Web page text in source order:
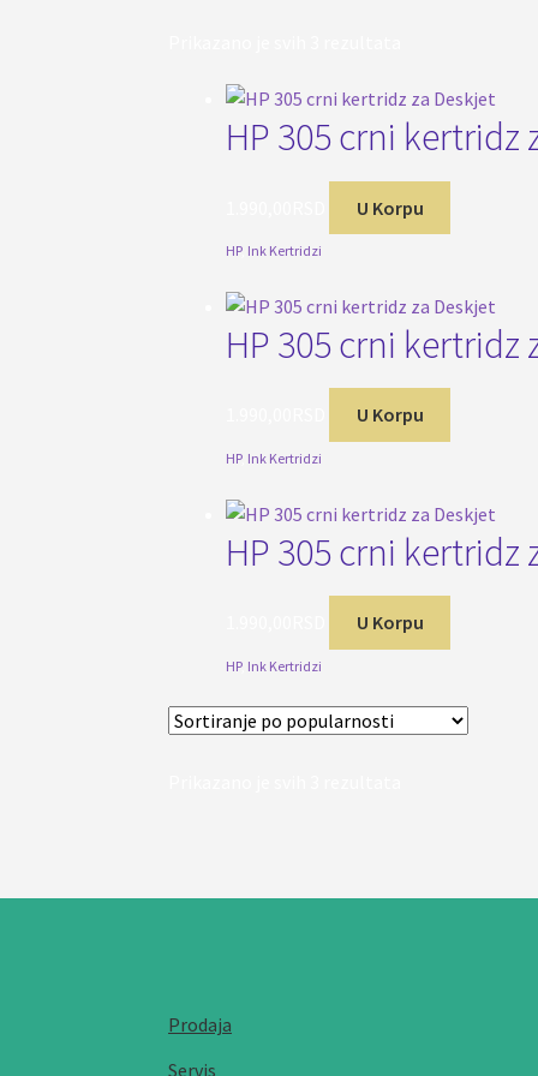
popularnosti
HP 305 crni kertridz
U Korpu
HP, Ink Kertridzi
HP 305 crni kertridz
U Korpu
HP, Ink Kertridzi
HP 305 crni kertridz
U Korpu
HP, Ink Kertridzi
Prodaja
Servis